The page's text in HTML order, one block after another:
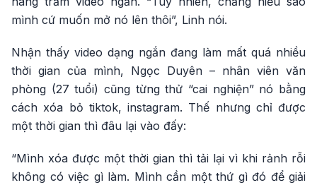
mình cứ muốn mở nó lên thôi”, Linh nói.
Nhận thấy video dạng ngắn đang làm mất quá nhiều
thời gian của mình, Ngọc Duyên – nhân viên văn
phòng (27 tuổi) cũng từng thử “cai nghiện” nó bằng
cách xóa bỏ tiktok, instagram. Thế nhưng chỉ được
một thời gian thì đâu lại vào đấy:
“Mình xóa được một thời gian thì tải lại vì khi rảnh rỗi
không có việc gì làm. Mình cần một thứ gì đó để giải